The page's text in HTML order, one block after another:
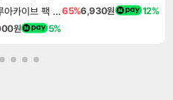
디제이맥스 리스펙트 V 블루아카이브 팩 DJMAX RESPECT V Blue Archive Pack DLC65%6,930원 12%
원 5%